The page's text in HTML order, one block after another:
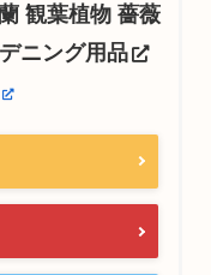
観葉植物 薔薇
ニング用品